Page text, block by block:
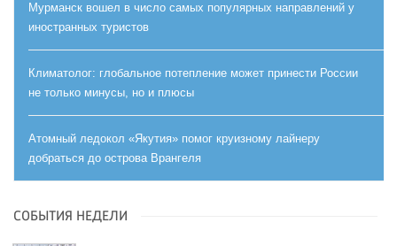
Мурманск вошел в число самых популярных направлений у
иностранных туристов
Климатолог: глобальное потепление может принести России
не только минусы, но и плюсы
Атомный ледокол «Якутия» помог круизному лайнеру
добраться до острова Врангеля
СОБЫТИЯ НЕДЕЛИ